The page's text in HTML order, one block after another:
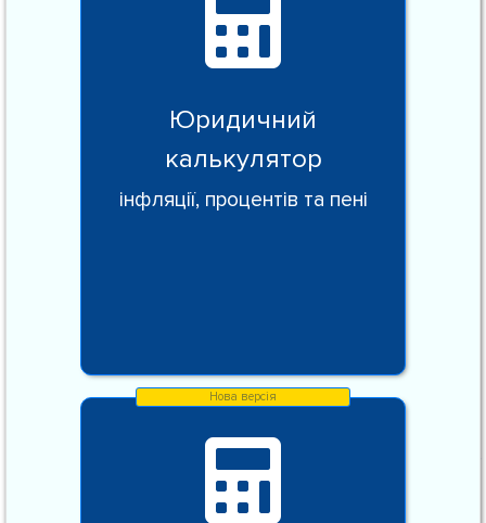
Юридичний
калькулятор
інфляції, процентів та пені